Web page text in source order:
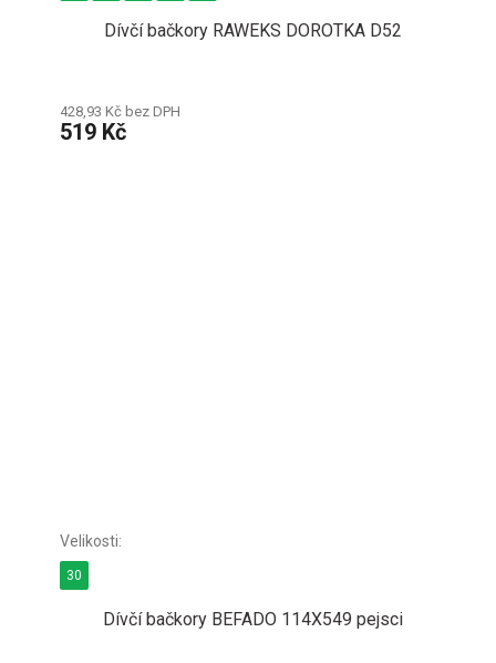
Dívčí bačkory RAWEKS DOROTKA D52
428,93 Kč bez DPH
519 Kč
Dívčí bačkory BEFADO 114X549 pejsci
30